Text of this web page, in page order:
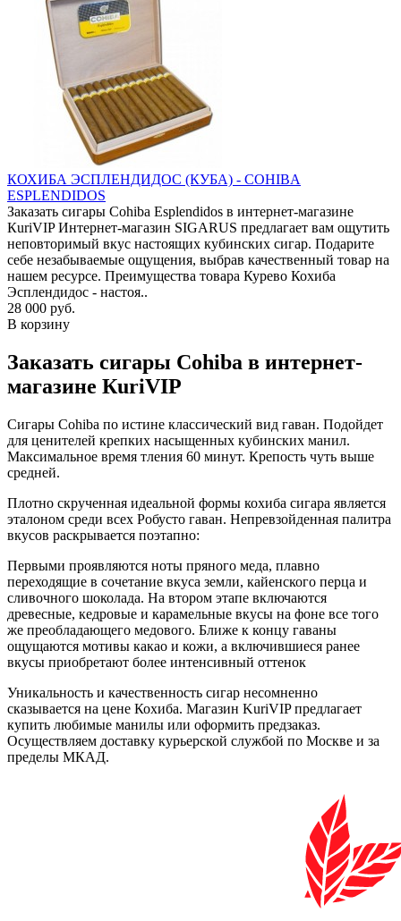
КОХИБА ЭСПЛЕНДИДОС (КУБА) - COHIBA
ESPLENDIDOS
Заказать сигары Cohiba Esplendidos в интернет-магазине
КuriVIP Интернет-магазин SIGARUS предлагает вам ощутить
неповторимый вкус настоящих кубинских сигар. Подарите
себе незабываемые ощущения, выбрав качественный товар на
нашем ресурсе. Преимущества товара Курево Кохиба
Эсплендидос - настоя..
28 000 руб.
В корзину
Заказать сигары Cohiba в интернет-
магазине КuriVIP
Cигары Cohiba по истине классический вид гаван. Подойдет
для ценителей крепких насыщенных кубинских манил.
Максимальное время тления 60 минут. Крепость чуть выше
средней.
Плотно скрученная идеальной формы кохиба сигара является
эталоном среди всех Робусто гаван. Непревзойденная палитра
вкусов раскрывается поэтапно:
Первыми проявляются ноты пряного меда, плавно
переходящие в сочетание вкуса земли, кайенского перца и
сливочного шоколада. На втором этапе включаются
древесные, кедровые и карамельные вкусы на фоне все того
же преобладающего медового. Ближе к концу гаваны
ощущаются мотивы какао и кожи, а включившиеся ранее
вкусы приобретают более интенсивный оттенок
Уникальность и качественность сигар несомненно
сказывается на цене Кохиба. Магазин KuriVIP предлагает
купить любимые манилы или оформить предзаказ.
Осуществляем доставку курьерской службой по Москве и за
пределы МКАД.